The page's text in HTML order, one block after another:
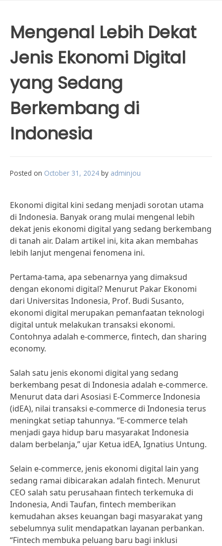
Mengenal Lebih Dekat
Jenis Ekonomi Digital
yang Sedang
Berkembang di
Indonesia
Posted on October 31, 2024 by adminjou
Ekonomi digital kini sedang menjadi sorotan utama
di Indonesia. Banyak orang mulai mengenal lebih
dekat jenis ekonomi digital yang sedang berkembang
di tanah air. Dalam artikel ini, kita akan membahas
lebih lanjut mengenai fenomena ini.
Pertama-tama, apa sebenarnya yang dimaksud
dengan ekonomi digital? Menurut Pakar Ekonomi
dari Universitas Indonesia, Prof. Budi Susanto,
ekonomi digital merupakan pemanfaatan teknologi
digital untuk melakukan transaksi ekonomi.
Contohnya adalah e-commerce, fintech, dan sharing
economy.
Salah satu jenis ekonomi digital yang sedang
berkembang pesat di Indonesia adalah e-commerce.
Menurut data dari Asosiasi E-Commerce Indonesia
(idEA), nilai transaksi e-commerce di Indonesia terus
meningkat setiap tahunnya. “E-commerce telah
menjadi gaya hidup baru masyarakat Indonesia
dalam berbelanja,” ujar Ketua idEA, Ignatius Untung.
Selain e-commerce, jenis ekonomi digital lain yang
sedang ramai dibicarakan adalah fintech. Menurut
CEO salah satu perusahaan fintech terkemuka di
Indonesia, Andi Taufan, fintech memberikan
kemudahan akses keuangan bagi masyarakat yang
sebelumnya sulit mendapatkan layanan perbankan.
“Fintech membuka peluang baru bagi inklusi